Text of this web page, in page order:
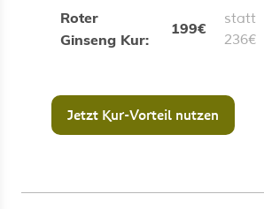
Roter
Ginseng Kur:
199€
statt
236€
Jetzt Kur-Vorteil nutzen